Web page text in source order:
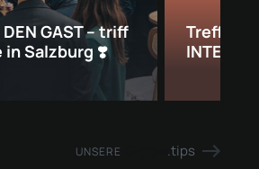
DEN GAST – triff
in Salzburg ❣️
Treffe
UNSERE .tips